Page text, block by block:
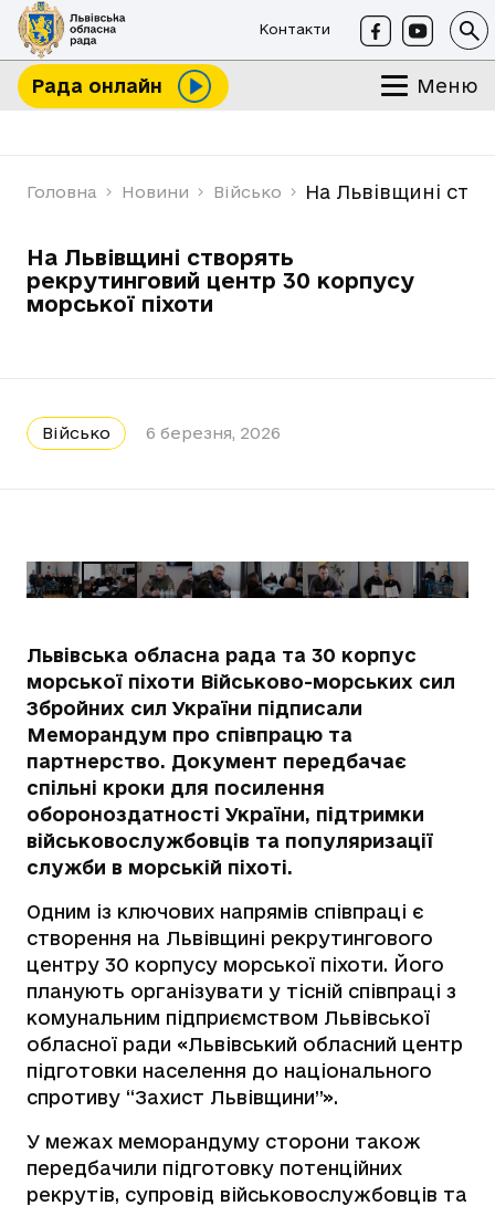
Контакти
Рада онлайн Меню
Головна Новини Військо На Львівщині
На Львівщині створять
рекрутинговий центр 30 корпусу
морської піхоти
Військо 6 березня, 2026
Львівська обласна рада та 30 корпус
морської піхоти Військово-морських сил
Збройних сил України підписали
Меморандум про співпрацю та
партнерство. Документ передбачає
спільні кроки для посилення
обороноздатності України, підтримки
військовослужбовців та популяризації
служби в морській піхоті.
Одним із ключових напрямів співпраці є
створення на Львівщині рекрутингового
центру 30 корпусу морської піхоти. Його
планують організувати у тісній співпраці з
комунальним підприємством Львівської
обласної ради «Львівський обласний центр
підготовки населення до національного
спротиву “Захист Львівщини”».
У межах меморандуму сторони також
передбачили підготовку потенційних
рекрутів, супровід військовослужбовців та